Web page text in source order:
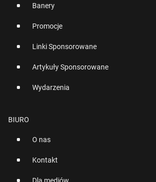
Banery
Promocje
Linki Sponsorowane
Artykuły Sponsorowane
Wydarzenia
BIURO
O nas
Kontakt